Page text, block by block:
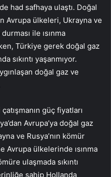
had safhaya ulaştı. Doğal
Avrupa ülkeleri, Ukrayna ve
ile ısınma
Türkiye gerek doğal gaz
sıkıntı yaşanmıyor.
doğal gaz ve
güç fiyatları
Avrupa’ya doğal gaz
ve Rusya’nın kömür
Avrupa ülkelerinde ısınma
ulaşmada sıkıntı
sahip Hollanda